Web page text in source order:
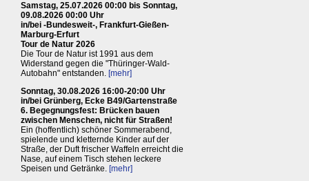
Samstag, 25.07.2026 00:00 bis Sonntag,
09.08.2026 00:00 Uhr
in/bei -Bundesweit-, Frankfurt-Gießen-
Marburg-Erfurt
Tour de Natur 2026
Die Tour de Natur ist 1991 aus dem
Widerstand gegen die "Thüringer-Wald-
Autobahn" entstanden. [mehr]
Sonntag, 30.08.2026 16:00-20:00 Uhr
in/bei Grünberg, Ecke B49/Gartenstraße
6. Begegnungsfest: Brücken bauen
zwischen Menschen, nicht für Straßen!
Ein (hoffentlich) schöner Sommerabend,
spielende und kletternde Kinder auf der
Straße, der Duft frischer Waffeln erreicht die
Nase, auf einem Tisch stehen leckere
Speisen und Getränke. [mehr]